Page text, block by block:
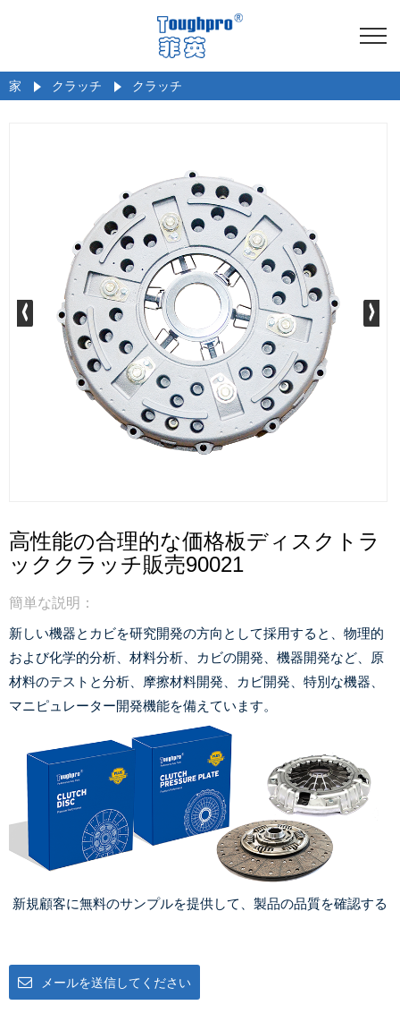
家 クラッチ クラッチ
高性能の合理的な価格板ディスクトラ
ッククラッチ販売90021
簡単な説明：
新しい機器とカビを研究開発の方向として採用すると、物理的
および化学的分析、材料分析、カビの開発、機器開発など、原
材料のテストと分析、摩擦材料開発、カビ開発、特別な機器、
マニピュレーター開発機能を備えています。
新規顧客に無料のサンプルを提供して、製品の品質を確認する
メールを送信してください